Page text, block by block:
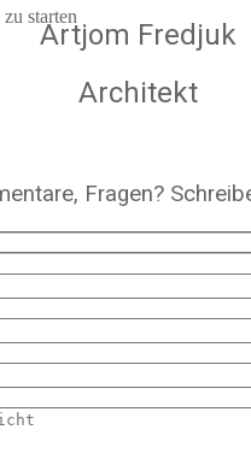
starten
Artjom Fredjuk
Architekt
Fragen?